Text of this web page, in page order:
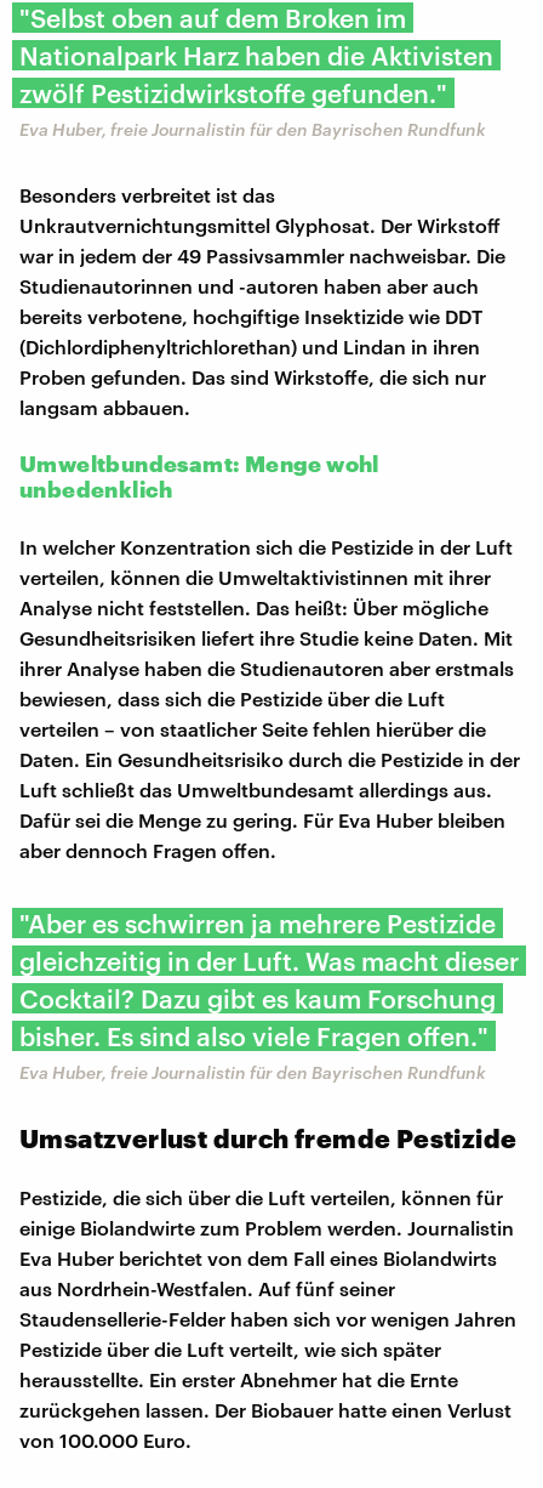
"Selbst oben auf dem Broken im
Nationalpark Harz haben die Aktivisten
zwölf Pestizidwirkstoffe gefunden."
Eva Huber, freie Journalistin für den Bayrischen Rundfunk
Besonders verbreitet ist das
Unkrautvernichtungsmittel Glyphosat. Der Wirkstoff
war in jedem der 49 Passivsammler nachweisbar. Die
Studienautorinnen und -autoren haben aber auch
bereits verbotene, hochgiftige Insektizide wie DDT
(Dichlordiphenyltrichlorethan) und Lindan in ihren
Proben gefunden. Das sind Wirkstoffe, die sich nur
langsam abbauen.
Umweltbundesamt: Menge wohl
unbedenklich
In welcher Konzentration sich die Pestizide in der Luft
verteilen, können die Umweltaktivistinnen mit ihrer
Analyse nicht feststellen. Das heißt: Über mögliche
Gesundheitsrisiken liefert ihre Studie keine Daten. Mit
ihrer Analyse haben die Studienautoren aber erstmals
bewiesen, dass sich die Pestizide über die Luft
verteilen – von staatlicher Seite fehlen hierüber die
Daten. Ein Gesundheitsrisiko durch die Pestizide in der
Luft schließt das Umweltbundesamt allerdings aus.
Dafür sei die Menge zu gering. Für Eva Huber bleiben
aber dennoch Fragen offen.
"Aber es schwirren ja mehrere Pestizide
gleichzeitig in der Luft. Was macht dieser
Cocktail? Dazu gibt es kaum Forschung
bisher. Es sind also viele Fragen offen."
Eva Huber, freie Journalistin für den Bayrischen Rundfunk
Umsatzverlust durch fremde Pestizide
Pestizide, die sich über die Luft verteilen, können für
einige Biolandwirte zum Problem werden. Journalistin
Eva Huber berichtet von dem Fall eines Biolandwirts
aus Nordrhein-Westfalen. Auf fünf seiner
Staudensellerie-Felder haben sich vor wenigen Jahren
Pestizide über die Luft verteilt, wie sich später
herausstellte. Ein erster Abnehmer hat die Ernte
zurückgehen lassen. Der Biobauer hatte einen Verlust
von 100.000 Euro.